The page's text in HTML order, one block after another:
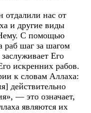
нас от
и другие виды
С помощью
раб шаг за шагом
Его
искренних рабов.
к словам Аллаха:
действительно
— это означает,
являются их